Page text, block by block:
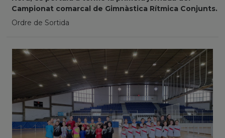
Campionat comarcal de Gimnàstica Rítmica Conjunts.
Ordre de Sortida